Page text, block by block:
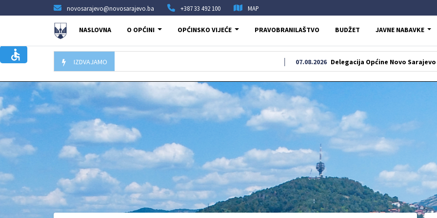
novosarajevo@novosarajevo.ba +387 33 492 100 MAP
NASLOVNA O OPĆINI OPĆINSKO VIJEĆE PRAVOBRANILAŠTVO BUDŽET JAVNE NABAVKE
IZDVAJAMO Delegacija Općine Novo Sarajevo odala